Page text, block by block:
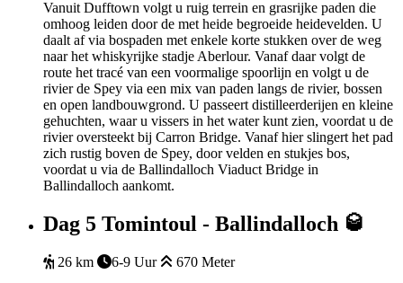
Vanuit Dufftown volgt u ruig terrein en grasrijke paden die
omhoog leiden door de met heide begroeide heidevelden. U
daalt af via bospaden met enkele korte stukken over de weg
naar het whiskyrijke stadje Aberlour. Vanaf daar volgt de
route het tracé van een voormalige spoorlijn en volgt u de
rivier de Spey via een mix van paden langs de rivier, bossen
en open landbouwgrond. U passeert distilleerderijen en kleine
gehuchten, waar u vissers in het water kunt zien, voordat u de
rivier oversteekt bij Carron Bridge. Vanaf hier slingert het pad
zich rustig boven de Spey, door velden en stukjes bos,
voordat u via de Ballindalloch Viaduct Bridge in
Ballindalloch aankomt.
Dag 5 Tomintoul - Ballindalloch 🥃
26 km 6-9 Uur
670 Meter